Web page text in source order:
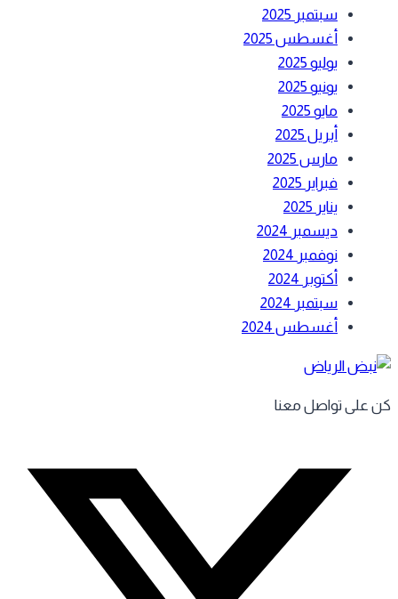
سبتمبر 2025
أغسطس 2025
يوليو 2025
يونيو 2025
مايو 2025
أبريل 2025
مارس 2025
فبراير 2025
يناير 2025
ديسمبر 2024
نوفمبر 2024
أكتوبر 2024
سبتمبر 2024
أغسطس 2024
على تواصل معنا